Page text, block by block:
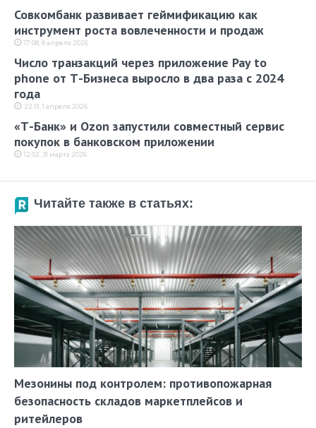
Совкомбанк развивает геймификацию как
инструмент роста вовлеченности и продаж
17:08, 8 апреля 2026
Число транзакций через приложение Pay to
phone от Т-Бизнеса выросло в два раза с 2024
года
22:51, 1 апреля 2026
«Т-Банк» и Ozon запустили совместный сервис
покупок в банковском приложении
12:02, 31 марта 2026
Читайте также в статьях:
Мезонины под контролем: противопожарная
безопасность складов маркетплейсов и
ритейлеров